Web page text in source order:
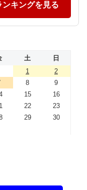
ンキングを見る
土
日
1
2
8
9
15
16
22
23
29
30